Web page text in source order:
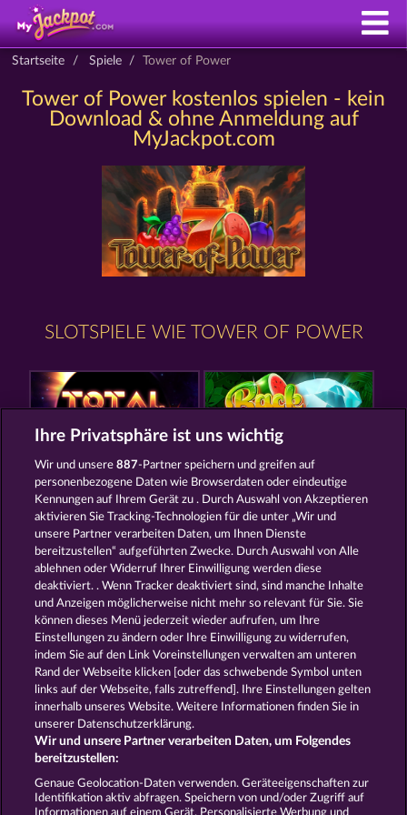
Startseite Spiele Tower of Power
Tower of Power kostenlos spielen - kein
Download & ohne Anmeldung auf
MyJackpot.com
SLOTSPIELE WIE TOWER OF POWER
TOTAL ECLIPSE BACK TO THE FRUITS
MIGHTY 40
AGB Datenschutz Impressum
Unternehmensseite
Affiliate-Programm
Widerruf einreichen
Ihre Privatsphäre ist uns wichtig
Wir und unsere887-Partner speichern und greifen auf
personenbezogene Daten wie Browserdaten oder eindeutige
Kennungen auf Ihrem Gerät zu . Durch Auswahl von Akzeptieren
aktivieren Sie Tracking-Technologien für die unter „Wir und
unsere Partner verarbeiten Daten, um Ihnen Dienste
bereitzustellen“ aufgeführten Zwecke. Durch Auswahl von Alle
ablehnen oder Widerruf Ihrer Einwilligung werden diese
deaktiviert. . Wenn Tracker deaktiviert sind, sind manche Inhalte
und Anzeigen möglicherweise nicht mehr so ​​relevant für Sie. Sie
können dieses Menü jederzeit wieder aufrufen, um Ihre
Einstellungen zu ändern oder Ihre Einwilligung zu widerrufen,
indem Sie auf den Link Voreinstellungen verwalten am unteren
Rand der Webseite klicken [oder das schwebende Symbol unten
links auf der Webseite, falls zutreffend]. Ihre Einstellungen gelten
innerhalb unseres Website. Weitere Informationen finden Sie in
unserer Datenschutzerklärung.
Wir und unsere Partner verarbeiten Daten, um Folgendes
bereitzustellen:
Genaue Geolocation-Daten verwenden. Geräteeigenschaften zur
Identifikation aktiv abfragen. Speichern von und/oder Zugriff auf